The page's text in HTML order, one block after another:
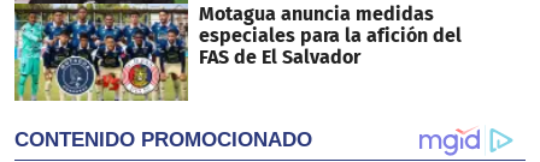
Motagua anuncia medidas
especiales para la afición del
FAS de El Salvador